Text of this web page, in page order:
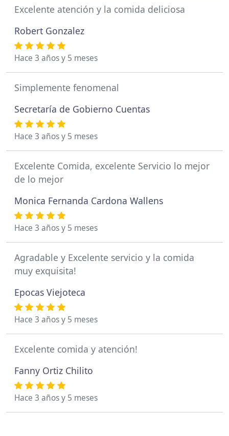
Excelente atención y la comida deliciosa
Robert Gonzalez
Hace 3 años y 5 meses
Simplemente fenomenal
Secretaría de Gobierno Cuentas
Hace 3 años y 5 meses
Excelente Comida, excelente Servicio lo mejor
de lo mejor
Monica Fernanda Cardona Wallens
Hace 3 años y 5 meses
Agradable y Excelente servicio y la comida
muy exquisita!
Epocas Viejoteca
Hace 3 años y 5 meses
Excelente comida y atención!
Fanny Ortiz Chilito
Hace 3 años y 5 meses